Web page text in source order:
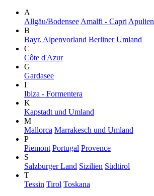
A
Allgäu/Bodensee Amalfi - Capri Apulien
B
Bayr. Alpenvorland Berliner Umland
C
Côte d'Azur
G
Gardasee
I
Ibiza - Formentera
K
Kapstadt und Umland
M
Mallorca Marrakesch und Umland
P
Piemont Portugal Provence
S
Salzburger Land Sizilien Südtirol
T
Tessin Tirol Toskana